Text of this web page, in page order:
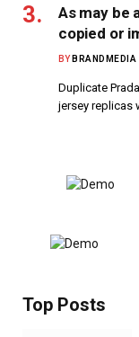
As may be
copied or
BY BRANDMEDIA
Duplicate
jersey replicas
Top Posts